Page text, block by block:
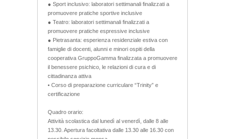
● Sport inclusivo: laboratori settimanali finalizzati a
promuovere pratiche sportive inclusive
● Teatro: laboratori settimanali finalizzati a
promuovere pratiche espressive inclusive
● Pietrasanta: esperienza residenziale estiva con
famiglie di docenti, alunni e minori ospiti della
cooperativa GruppoGamma finalizzata a promuovere
il benessere psichico, le relazioni di cura e di
cittadinanza attiva
• Corso di preparazione curriculare “Trinity” e
certificazione
Quadro orario:
Attività scolastica dal lunedì al venerdì, dalle 8 alle
13.30. Apertura facoltativa dalle 13.30 alle 16.30 con